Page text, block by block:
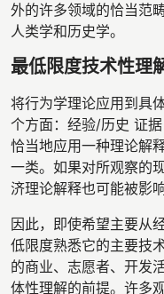
外的许多领域的恰当范
人类学和历史学。
最低限度技术性理
将行为学理论应用到具
个方面：经验/历史 证
恰当地应用一种理论解
一类。如果对所观察的
济理论解释也可能被影响
因此，即使希望主要从
低限度熟悉它的主要技
的商业、志愿者、开发
体性理解的前提。许多